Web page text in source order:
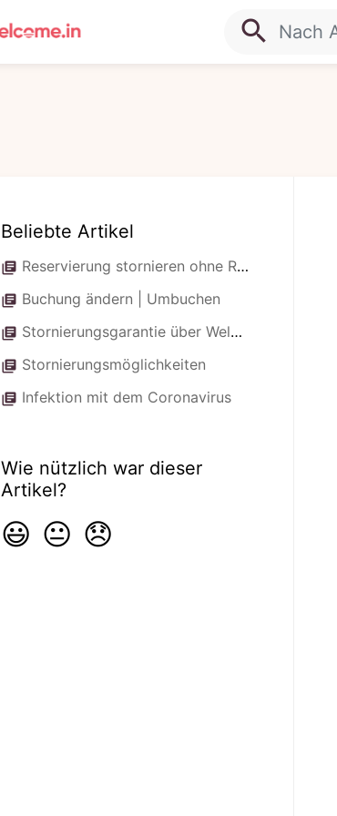
search
Beliebte Artikel
library_books Reservierung stornieren ohne Reiserücktrittsversicherung
library_books Buchung ändern | Umbuchen
library_books Stornierungsgarantie über Welcome in
library_books Stornierungsmöglichkeiten
library_books Infektion mit dem Coronavirus
Wie nützlich war dieser
Artikel?
😃 😐 😞